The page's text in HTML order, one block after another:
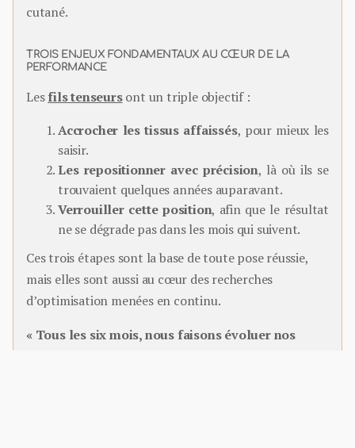
cutané.
TROIS ENJEUX FONDAMENTAUX AU CŒUR DE LA
PERFORMANCE
Lesfils tenseursont un triple objectif :
Accrocher les tissus affaissés, pour mieux les
saisir.
Les repositionner avec précision, là où ils se
trouvaient quelques années auparavant.
Verrouiller cette position, afin que le résultat
ne se dégrade pas dans les mois qui suivent.
Ces trois étapes sont la base de toute pose réussie,
mais elles sont aussi au cœur des recherches
d’optimisation menées en continu.
« Tous les six mois, nous faisons évoluer nos